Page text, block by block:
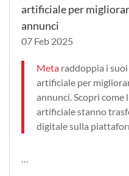
artificiale per
annunci
07 Feb 2025
Meta raddoppia i
artificiale per
annunci. Scopri
artificiale stanno
digitale sulla
…